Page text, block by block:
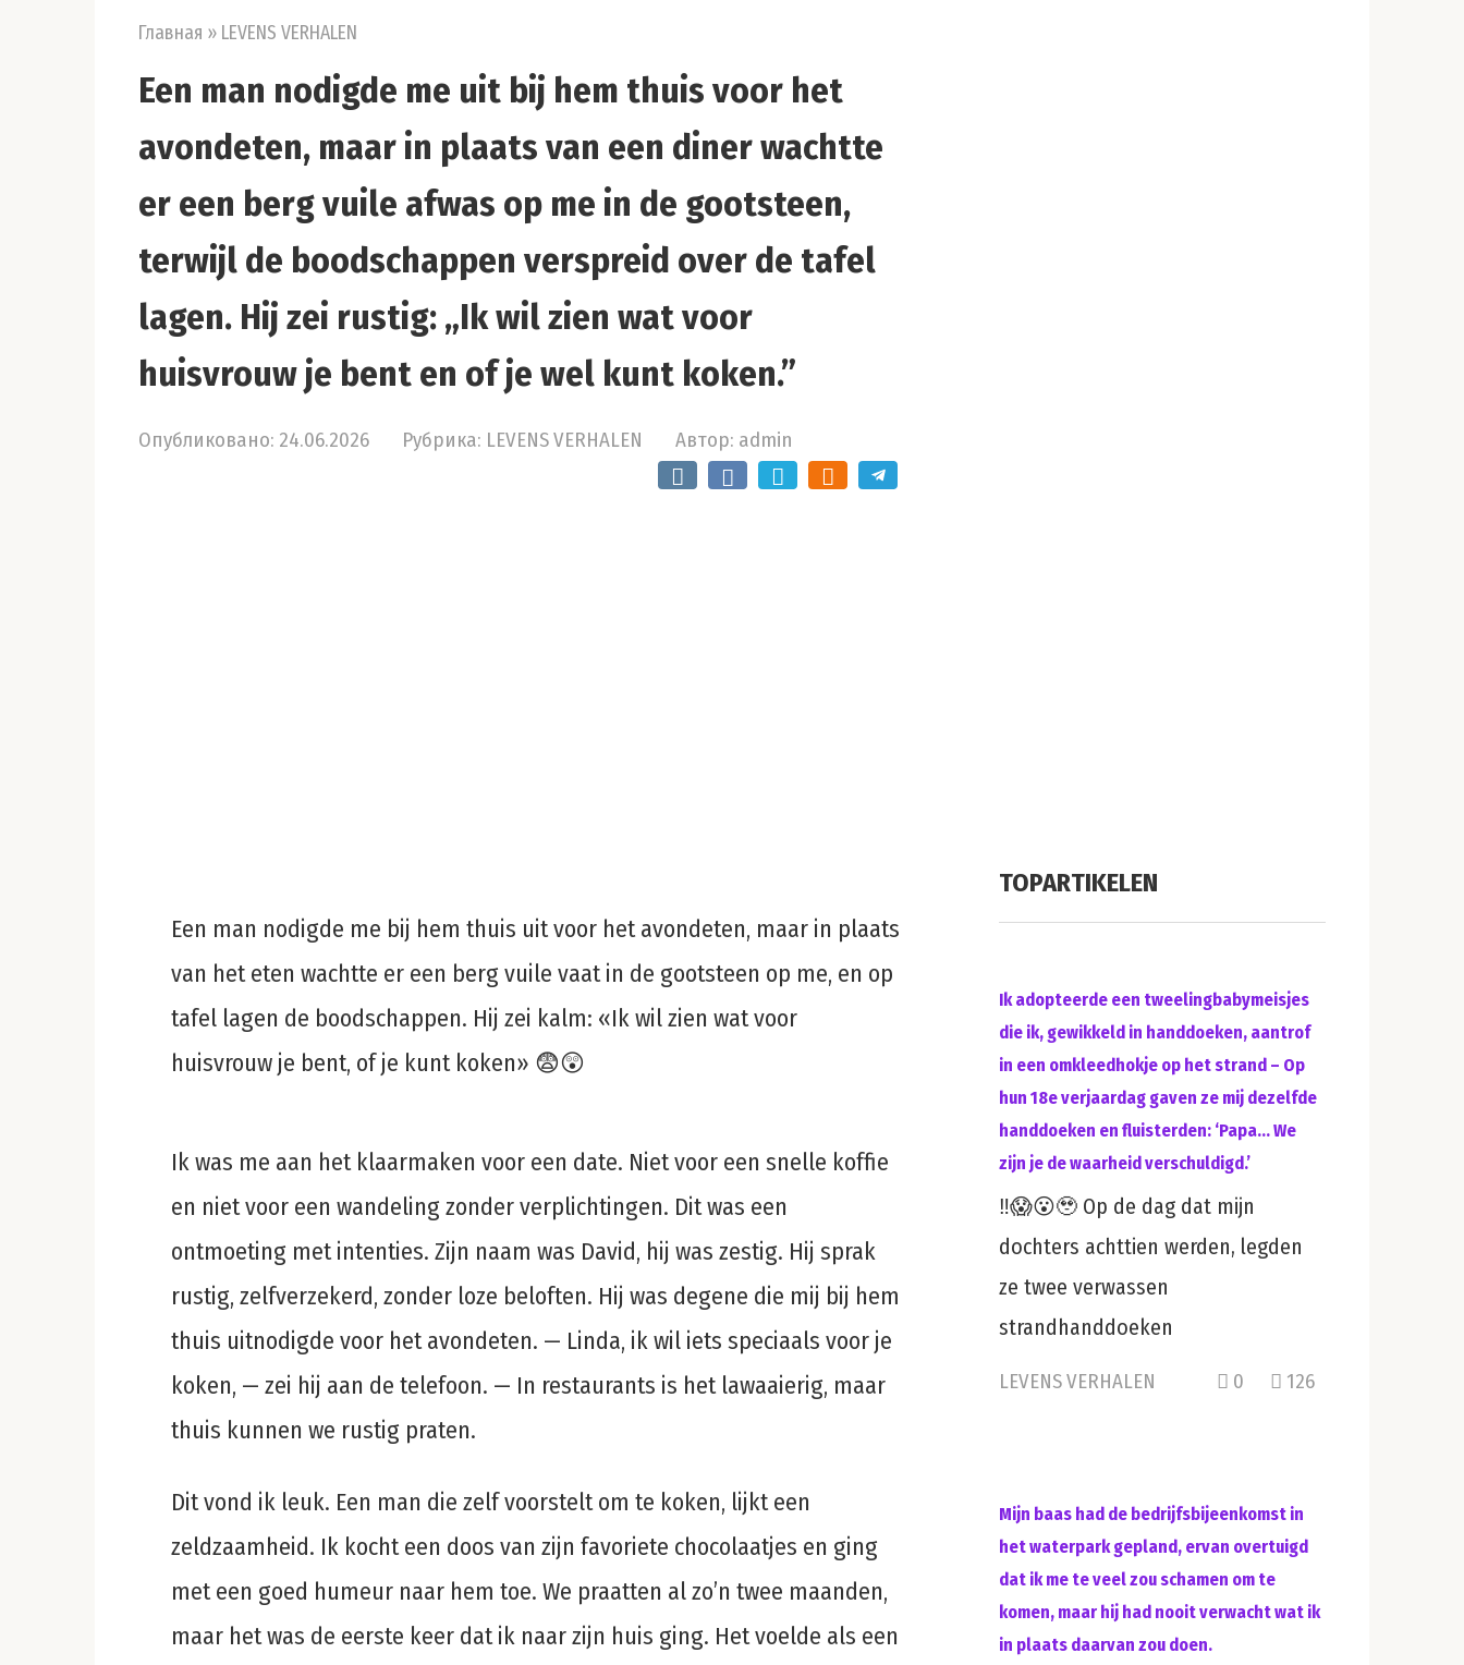
Главная » LEVENS VERHALEN
Een man nodigde me uit bij hem thuis voor het
avondeten, maar in plaats van een diner wachtte
er een berg vuile afwas op me in de gootsteen,
terwijl de boodschappen verspreid over de tafel
lagen. Hij zei rustig: „Ik wil zien wat voor
huisvrouw je bent en of je wel kunt koken.”
Опубликовано: 24.06.2026 Рубрика: LEVENS VERHALEN Автор: admin
Een man nodigde me bij hem thuis uit voor het avondeten, maar in plaats
van het eten wachtte er een berg vuile vaat in de gootsteen op me, en op
tafel lagen de boodschappen. Hij zei kalm: «Ik wil zien wat voor
huisvrouw je bent, of je kunt koken» 😨😲
Ik was me aan het klaarmaken voor een date. Niet voor een snelle koffie
en niet voor een wandeling zonder verplichtingen. Dit was een
ontmoeting met intenties. Zijn naam was David, hij was zestig. Hij sprak
rustig, zelfverzekerd, zonder loze beloften. Hij was degene die mij bij hem
thuis uitnodigde voor het avondeten. — Linda, ik wil iets speciaals voor je
koken, — zei hij aan de telefoon. — In restaurants is het lawaaierig, maar
thuis kunnen we rustig praten.
Dit vond ik leuk. Een man die zelf voorstelt om te koken, lijkt een
zeldzaamheid. Ik kocht een doos van zijn favoriete chocolaatjes en ging
met een goed humeur naar hem toe. We praatten al zo’n twee maanden,
maar het was de eerste keer dat ik naar zijn huis ging. Het voelde als een
TOPARTIKELEN
Ik adopteerde een tweelingbabymeisjes
die ik, gewikkeld in handdoeken, aantrof
in een omkleedhokje op het strand – Op
hun 18e verjaardag gaven ze mij dezelfde
handdoeken en fluisterden: ‘Papa… We
zijn je de waarheid verschuldigd.’
‼️😱😮🥹 Op de dag dat mijn
dochters achttien werden, legden
ze twee verwassen
strandhanddoeken
LEVENS VERHALEN 0 126
Mijn baas had de bedrijfsbijeenkomst in
het waterpark gepland, ervan overtuigd
dat ik me te veel zou schamen om te
komen, maar hij had nooit verwacht wat ik
in plaats daarvan zou doen.